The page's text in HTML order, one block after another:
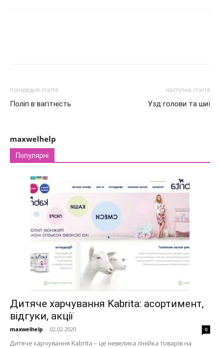
попередня стаття
Поліп в вагітність
наступна стаття
Узд голови та шиї
maxwelhelp
Популярні
Дитяче харчування Kabrita: асортимент,
відгуки, акції
maxwelhelp - 02.02.2020 0
Дитяче харчування Kabrita – це невелика лінійка товарів на